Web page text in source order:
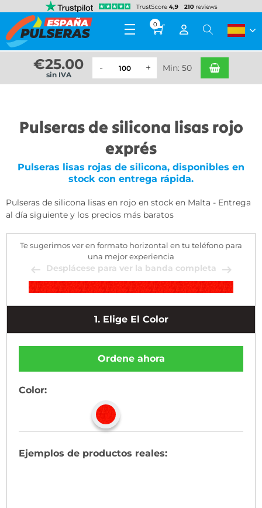
0
€25.00
sin IVA
Min: 50
Pulseras de silicona lisas rojo
exprés
Pulseras lisas rojas de silicona, disponibles en
stock con entrega rápida.
Pulseras de silicona lisas en rojo en stock en Malta - Entrega
al día siguiente y los precios más baratos
Te sugerimos ver en formato horizontal en tu teléfono para
una mejor experiencia
Desplácese para ver la banda completa
1. Elige El Color
Ordene ahora
Color:
Ejemplos de productos reales: